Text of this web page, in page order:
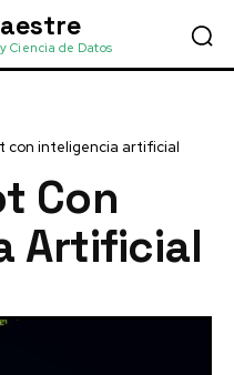
Ciencia de Datos
con inteligencia artificial
Con
Artificial